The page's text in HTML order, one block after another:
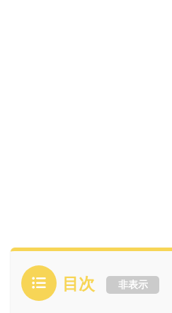
目次 非表示